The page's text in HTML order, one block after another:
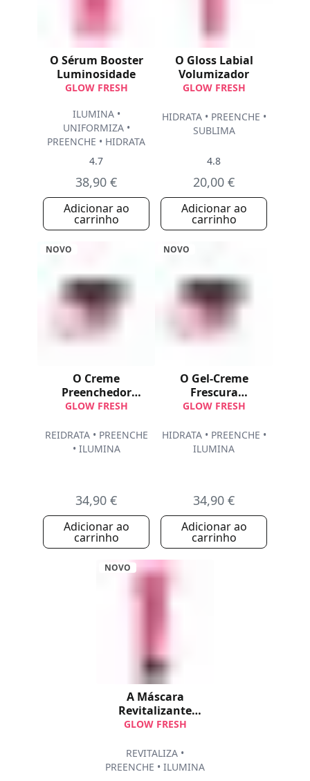
O Sérum Booster
Luminosidade
GLOW FRESH
ILUMINA •
UNIFORMIZA •
PREENCHE • HIDRATA
4.7
38,90 €
Adicionar ao
carrinho
O Gloss Labial
Volumizador
GLOW FRESH
HIDRATA • PREENCHE •
SUBLIMA
4.8
20,00 €
Adicionar ao
carrinho
NOVO
O Creme
Preenchedor
Luminosidade
GLOW FRESH
REIDRATA • PREENCHE
• ILUMINA
34,90 €
Adicionar ao
carrinho
NOVO
O Gel-Creme
Frescura
Luminosidade
GLOW FRESH
HIDRATA • PREENCHE •
ILUMINA
34,90 €
Adicionar ao
carrinho
NOVO
A Máscara
Revitalizante
Express
GLOW FRESH
REVITALIZA •
PREENCHE • ILUMINA